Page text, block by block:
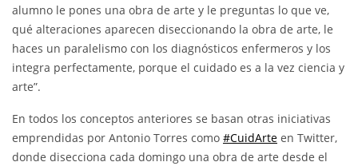
alumno le pones una obra de arte y le preguntas lo que ve,
qué alteraciones aparecen diseccionando la obra de arte, le
haces un paralelismo con los diagnósticos enfermeros y los
integra perfectamente, porque el cuidado es a la vez ciencia y
arte”.
En todos los conceptos anteriores se basan otras iniciativas
emprendidas por Antonio Torres como #CuidArte en Twitter,
donde disecciona cada domingo una obra de arte desde el